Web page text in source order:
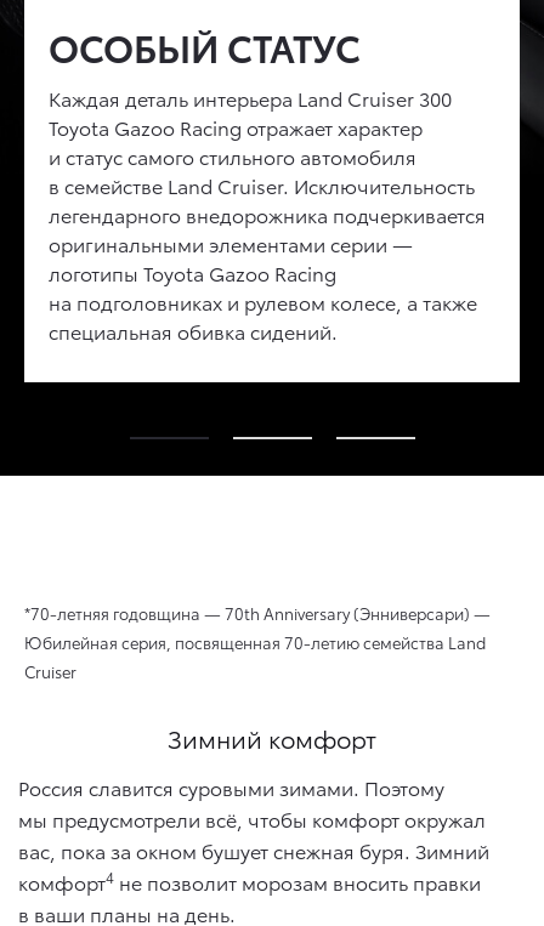
ОСОБЫЙ СТАТУС
Каждая деталь интерьера Land Cruiser 300
Toyota Gazoo Racing отражает характер
и статус самого стильного автомобиля
в семействе Land Cruiser. Исключительность
легендарного внедорожника подчеркивается
оригинальными элементами серии —
логотипы Toyota Gazoo Racing
на подголовниках и рулевом колесе, а также
специальная обивка сидений.
ПРЕМИАЛЬНЫЙ
ИНТЕРЬЕР
Безупречный комфорт абсолютно нового
Land Cruiser 300достигается благодаря
четырехзонному климат-контролю, который
позволяет создать отдельный микроклимат
для каждого пассажира, ионизатору воздуха
nanoe, который очищает и обеззараживает
воздух в салоне, материалам премиального
качества и кожаной обивке сидений.
ПРОДВИНУТЫЕ
ТЕХНОЛОГИИ
Дисплей 7'' на панели приборов,
проекционный дисплей на лобовое стекло
поколения с экраном 12,3'' и поддержкой
Apple Carplay© и Android Auto© позволяют
использовать все функции автомобиля
с комфортом и не отвлекаясь от вождения.
*70-летняя годовщина — 70th Anniversary (Энниверсари) —
Юбилейная серия, посвященная 70-летию семейства Land
Cruiser
Зимний комфорт
Россия славится суровыми зимами. Поэтому
мы предусмотрели всё, чтобы комфорт окружал
вас, пока за окном бушует снежная буря. Зимний
комфорт4 не позволит морозам вносить правки
в ваши планы на день.